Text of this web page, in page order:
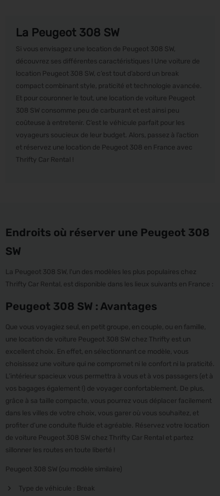
La Peugeot 308 SW
Si vous envisagez une location de Peugeot 308 SW,
découvrez ses différentes caractéristiques ! Une voiture de
location Peugeot 308 SW, c’est tout d’abord un break
compact combinant style, praticité et technologie avancée.
Et pour couronner le tout, une location de voiture Peugeot
308 SW consomme peu de carburant et est ainsi peu
coûteuse à entretenir. C’est le véhicule parfait pour les
voyageurs soucieux de leur budget. Alors, passez à l’action
et réservez une location de Peugeot 308 en France avec
Thrifty Car Rental !
Endroits où réserver une Peugeot 308
SW
La Peugeot 308 SW, l'un des modèles les plus populaires chez
Thrifty Car Rental, est disponible dans les lieux suivants en France :
Peugeot 308 SW : Avantages
Que vous voyagiez seul, en petit groupe, en couple, ou en famille,
une location de voiture Peugeot 308 SW chez Thrifty est un
excellent choix. En effet, en sélectionnant ce modèle, vous
choisissez une voiture qui ne compromet ni le confort ni la praticité.
L’intérieur spacieux vous permettra à vous et à vos passagers (et à
vos bagages également !) de voyager confortablement. De plus,
grâce à sa taille compacte, vous pourrez vous déplacer facilement
dans les villes de votre choix, vous garer où vous souhaitez, et
profiter d’une conduite fluide et agréable. Réservez votre location
de voiture Peugeot 308 SW chez Thrifty Car Rental et partez
sillonner les routes en toute liberté !
Peugeot 308 SW (ou modèle similaire)
Type de véhicule : Break